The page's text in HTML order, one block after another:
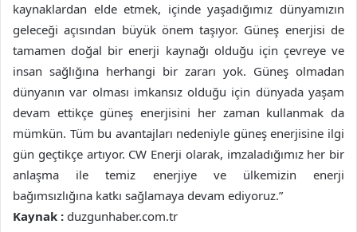
kaynaklardan elde etmek, içinde yaşadığımız dünyamızın
geleceği açısından büyük önem taşıyor. Güneş enerjisi de
tamamen doğal bir enerji kaynağı olduğu için çevreye ve
insan sağlığına herhangi bir zararı yok. Güneş olmadan
dünyanın var olması imkansız olduğu için dünyada yaşam
devam ettikçe güneş enerjisini her zaman kullanmak da
mümkün. Tüm bu avantajları nedeniyle güneş enerjisine ilgi
gün geçtikçe artıyor. CW Enerji olarak, imzaladığımız her bir
anlaşma ile temiz enerjiye ve ülkemizin enerji
bağımsızlığına katkı sağlamaya devam ediyoruz.”
Kaynak : duzgunhaber.com.tr